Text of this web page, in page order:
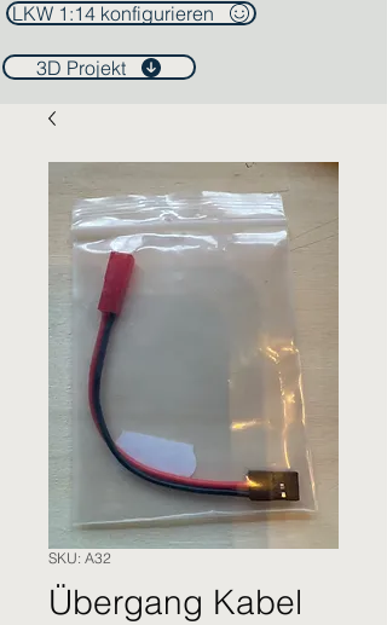
LKW 1:14 konfigurieren
3D Projekt
SKU: A32
Übergang Kabel